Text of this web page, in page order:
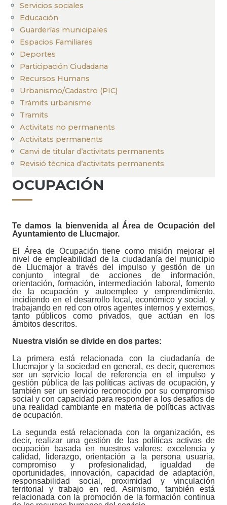
Servicios sociales
Educación
Guarderías municipales
Espacios Familiares
Deportes
Participación Ciudadana
Recursos Humans
Urbanismo/Cadastro (PIC)
Tràmits urbanisme
Tramits
Activitats no permanents
Activitats permanents
Canvi de titular d’activitats permanents
Revisió tècnica d’activitats permanents
OCUPACIÓN
Te damos la bienvenida al Área de Ocupación del
Ayuntamiento de Llucmajor.
El Área de Ocupación tiene como misión mejorar el
nivel de empleabilidad de la ciudadanía del municipio
de Llucmajor a través del impulso y gestión de un
conjunto integral de acciones de información,
orientación, formación, intermediación laboral, fomento
de la ocupación y autoempleo y emprendimiento,
incidiendo en el desarrollo local, económico y social, y
trabajando en red con otros agentes internos y externos,
tanto públicos como privados, que actúan en los
ámbitos descritos.
Nuestra visión se divide en dos partes:
La primera está relacionada con la ciudadanía de
Llucmajor y la sociedad en general, es decir, queremos
ser un servicio local de referencia en el impulso y
gestión pública de las políticas activas de ocupación, y
también ser un servicio reconocido por su compromiso
social y con capacidad para responder a los desafíos de
una realidad cambiante en materia de políticas activas
de ocupación.
La segunda está relacionada con la organización, es
decir, realizar una gestión de las políticas activas de
ocupación basada en nuestros valores: excelencia y
calidad, liderazgo, orientación a la persona usuaria,
compromiso y profesionalidad, igualdad de
oportunidades, innovación, capacidad de adaptación,
responsabilidad social, proximidad y vinculación
territorial y trabajo en red. Asimismo, también está
relacionada con la promoción de la formación continua